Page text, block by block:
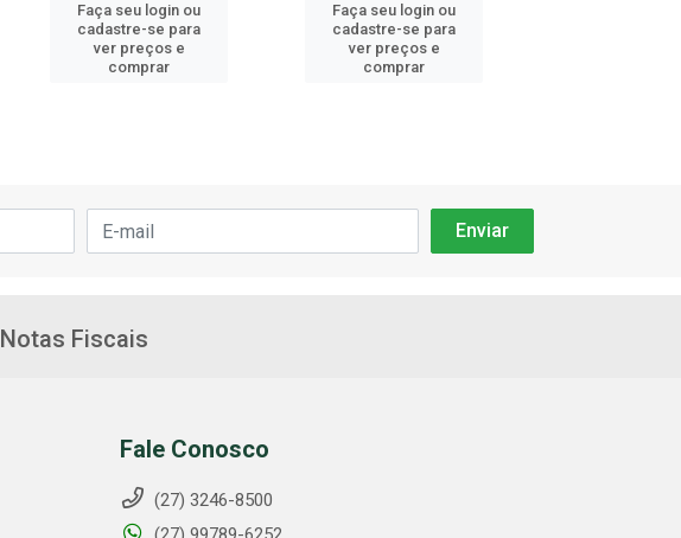
Faça seu login ou
cadastre-se para
ver preços e
comprar
Faça seu login ou
cadastre-se para
ver preços e
comprar
Notas Fiscais
Fale Conosco
(27) 3246-8500